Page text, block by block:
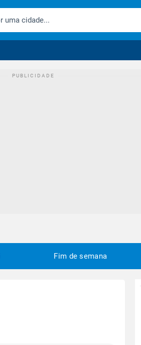
Fim de semana